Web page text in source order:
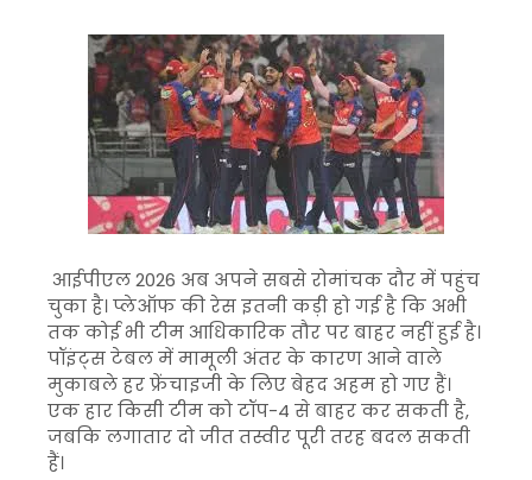
आईपीएल 2026 अब अपने सबसे रोमांचक दौर में पहुंच
चुका है। प्लेऑफ की रेस इतनी कड़ी हो गई है कि अभी
तक कोई भी टीम आधिकारिक तौर पर बाहर नहीं हुई है।
पॉइंट्स टेबल में मामूली अंतर के कारण आने वाले
मुकाबले हर फ्रेंचाइजी के लिए बेहद अहम हो गए हैं।
एक हार किसी टीम को टॉप-4 से बाहर कर सकती है,
जबकि लगातार दो जीत तस्वीर पूरी तरह बदल सकती
हैं।